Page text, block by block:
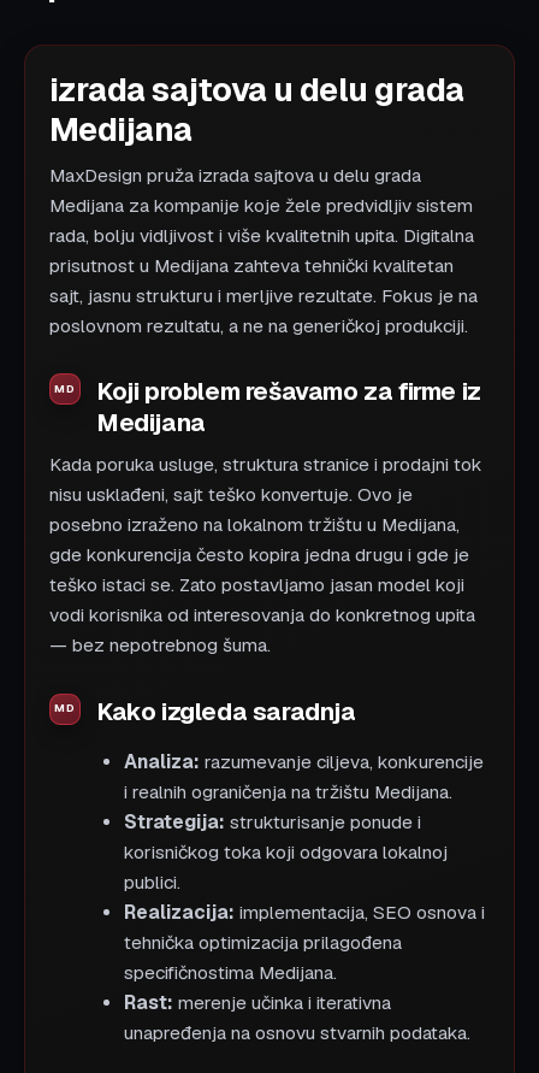
izrada sajtova u delu grada
Medijana
MaxDesign pruža izrada sajtova u delu grada
Medijana za kompanije koje žele predvidljiv sistem
rada, bolju vidljivost i više kvalitetnih upita. Digitalna
prisutnost u Medijana zahteva tehnički kvalitetan
sajt, jasnu strukturu i merljive rezultate. Fokus je na
poslovnom rezultatu, a ne na generičkoj produkciji.
Koji problem rešavamo za firme iz
Medijana
Kada poruka usluge, struktura stranice i prodajni tok
nisu usklađeni, sajt teško konvertuje. Ovo je
posebno izraženo na lokalnom tržištu u Medijana,
gde konkurencija često kopira jedna drugu i gde je
teško istaci se. Zato postavljamo jasan model koji
vodi korisnika od interesovanja do konkretnog upita
— bez nepotrebnog šuma.
Kako izgleda saradnja
Analiza: razumevanje ciljeva, konkurencije
i realnih ograničenja na tržištu Medijana.
Strategija: strukturisanje ponude i
korisničkog toka koji odgovara lokalnoj
publici.
Realizacija: implementacija, SEO osnova i
tehnička optimizacija prilagođena
specifičnostima Medijana.
Rast: merenje učinka i iterativna
unapređenja na osnovu stvarnih podataka.